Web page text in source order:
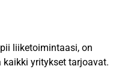
liiketoimintaasi, on
yritykset tarjoavat.